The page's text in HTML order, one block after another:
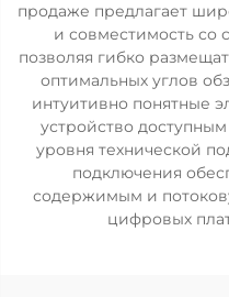
продаже предлагает
и совместимость со
позволяя гибко
оптимальных углов
интуитивно понятные
устройство
уровня технической
подключения
содержимым и
цифровых